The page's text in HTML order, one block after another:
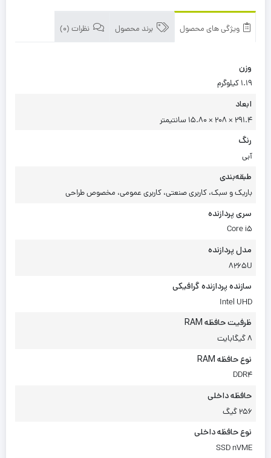
ویژگی های محصول برند محصول نظرات (0)
وزن
1.19 کیلوگرم
ابعاد
291.4 × 208 × 15.80 سانتیمتر
رنگ
آبی
طبقه‌بندی
باریک و سبک، کاربری صنعتی، کاربری عمومی، مخصوص طراحی
سری پردازنده
Core i5
مدل پردازنده
8265U
سازنده پردازنده گرافیکی
Intel UHD
ظرفیت حافظه RAM
8 گیگابایت
نوع حافظه RAM
DDR4
حافظه داخلی
256 گیگ
نوع حافظه داخلی
SSD nVME